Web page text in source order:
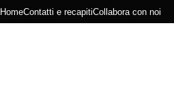
HomeContatti e recapitiCollabora con noi